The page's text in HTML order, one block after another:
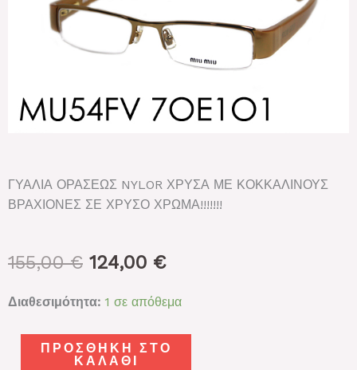
ΓΥΑΛΙΑ ΟΡΑΣΕΩΣ NYLOR ΧΡΥΣΑ ΜΕ ΚΟΚΚΑΛΙΝΟΥΣ
ΒΡΑΧΙΟΝΕΣ ΣΕ ΧΡΥΣΟ ΧΡΩΜΑ!!!!!!!
155,00€ Original
was:
124,00 €Η
τιμή
124,00 €.
Διαθεσιμότητα: 1 σε απόθεμα
MIU
ΠΡΟΣΘΉΚΗ ΣΤΟ
ΚΑΛΆΘΙ